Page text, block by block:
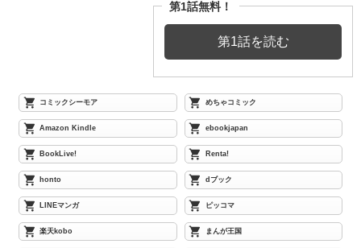
第1話無料！
第1話を読む
コミックシーモア めちゃコミック
Amazon Kindle ebookjapan
BookLive! Renta!
honto dブック
LINEマンガ ピッコマ
楽天kobo まんが王国